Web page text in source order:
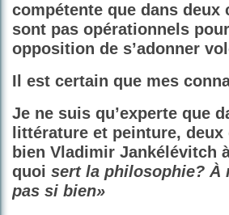
compétente que dans deux
sont pas opérationnels
opposition de s’adonner
Il est certain que mes
Je ne suis qu’experte que
littérature et peinture,
bien Vladimir Jankélévitch
quoi sert la philosophie? À
pas si bien»